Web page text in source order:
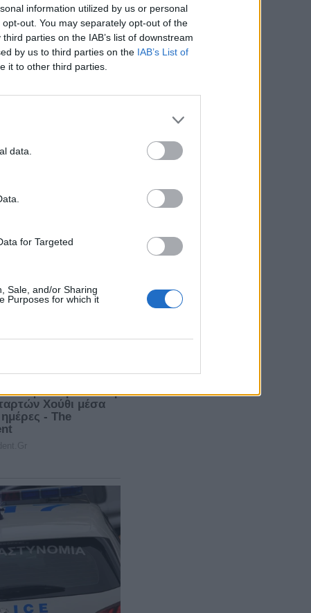
information utilized by us or personal
out. You may separately opt-out of the
parties on the IAB’s list of downstream
by us to third parties on the IAB’s List of
it to other third parties.
data.
for Targeted
Sale, and/or Sharing
Purposes for which it